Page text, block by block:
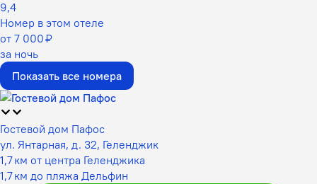
9,4
Номер в этом отеле
от 7 000 ₽
за ночь
Показать все номера
Гостевой дом Пафос
ул. Янтарная, д. 32, Геленджик
1,7 км от центра Геленджика
1,7 км до пляжа Дельфин